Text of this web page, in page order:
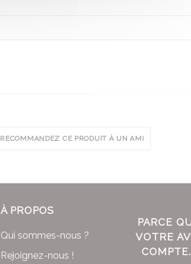
RECOMMANDEZ CE PRODUIT À UN AMI
À PROPOS
Qui sommes-nous ?
Rejoignez-nous !
PARCE
VOTRE